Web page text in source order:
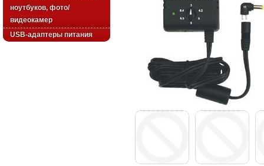
ноутбуков, фото/
видеокамер
USB-адаптеры питания